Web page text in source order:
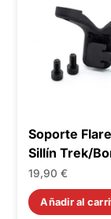
Soporte
Sillín Trek/
19,90 €
Añadir al